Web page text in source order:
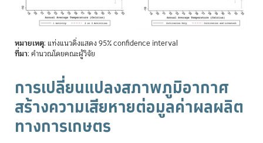
หมายเหตุ: แท่งแนวดิ่งแสดง 95% confidence interval
ที่มา: คำนวณโดยคณะผู้วิจัย
การเปลี่ยนแปลงสภาพภูมิอากาศ
สร้างความเสียหายต่อมูลค่าผลผลิต
ทางการเกษตร